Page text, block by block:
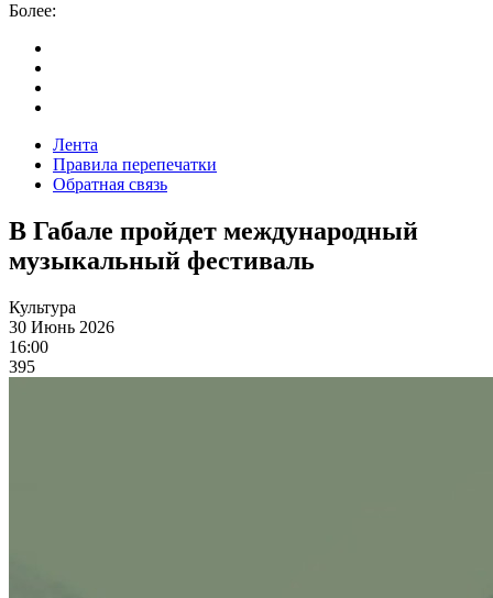
Более:
Лента
Правила перепечатки
Обратная связь
В Габале пройдет международный
музыкальный фестиваль
Культура
30 Июнь 2026
16:00
395